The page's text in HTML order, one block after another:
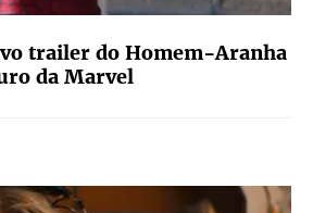
trailer do Homem-Aranha
da Marvel